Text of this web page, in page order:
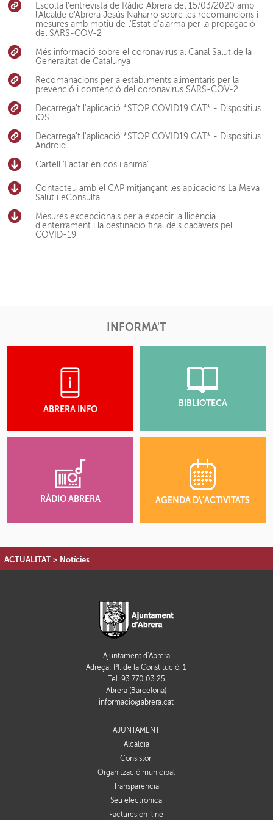
Escolta l'entrevista de Ràdio Abrera del 15/03/2020 amb
l'Alcalde d'Abrera Jesús Naharro sobre les recomancions i
mesures amb motiu de l'Estat d'alarma per la propagació
del SARS-COV-2
Més informació sobre el coronavirus al Canal Salut de la
Generalitat de Catalunya
Recomanacions per a establiments alimentaris per la
prevenció i contenció del coronavirus SARS-COV-2
Decarrega't l'aplicació *STOP COVID19 CAT* - Dispositius
iOS
Decarrega't l'aplicació *STOP COVID19 CAT* - Dispositius
Android
Cartell 'Lactar en cos i ànima'
Contacteu amb el CAP mitjançant les aplicacions La Meva
Salut i eConsulta
Mesures excepcionals per a expedir la llicència
d'enterrament i la destinació final dels cadàvers pel
COVID-19
INFORMA'T
ABRERA INFO
BIBLIOTECA
RÀDIO ABRERA AGENDA D\'ACTIVITATS
ACTUALITAT > Notícies
Ajuntament d'Abrera
Adreça: Pl. de la Constitució, 1
Tel. 93 770 03 25
Abrera (Barcelona)
informacio@abrera.cat
AJUNTAMENT
Alcaldia
Consistori
Organització municipal
Transparència
Seu electrònica
Factures on-line